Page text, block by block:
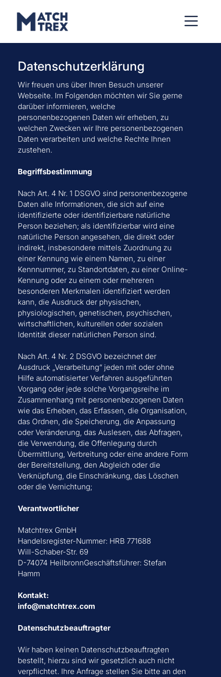
Datenschutzerklärung
Wir freuen uns über Ihren Besuch unserer
Webseite. Im Folgenden möchten wir Sie gerne
darüber informieren, welche
personenbezogenen Daten wir erheben, zu
welchen Zwecken wir Ihre personenbezogenen
Daten verarbeiten und welche Rechte Ihnen
zustehen.
Begriffsbestimmung
Nach Art. 4 Nr. 1 DSGVO sind personenbezogene
Daten alle Informationen, die sich auf eine
identifizierte oder identifizierbare natürliche
Person beziehen; als identifizierbar wird eine
natürliche Person angesehen, die direkt oder
indirekt, insbesondere mittels Zuordnung zu
einer Kennung wie einem Namen, zu einer
Kennnummer, zu Standortdaten, zu einer Online-
Kennung oder zu einem oder mehreren
besonderen Merkmalen identifiziert werden
kann, die Ausdruck der physischen,
physiologischen, genetischen, psychischen,
wirtschaftlichen, kulturellen oder sozialen
Identität dieser natürlichen Person sind.
Nach Art. 4 Nr. 2 DSGVO bezeichnet der
Ausdruck „Verarbeitung“ jeden mit oder ohne
Hilfe automatisierter Verfahren ausgeführten
Vorgang oder jede solche Vorgangsreihe im
Zusammenhang mit personenbezogenen Daten
wie das Erheben, das Erfassen, die Organisation,
das Ordnen, die Speicherung, die Anpassung
oder Veränderung, das Auslesen, das Abfragen,
die Verwendung, die Offenlegung durch
Übermittlung, Verbreitung oder eine andere Form
der Bereitstellung, den Abgleich oder die
Verknüpfung, die Einschränkung, das Löschen
oder die Vernichtung;
Verantwortlicher
Matchtrex GmbH
Handelsregister-Nummer: HRB 771688
Will-Schaber-Str. 69
D-74074 HeilbronnGeschäftsführer: Stefan
Hamm
Kontakt:
info@matchtrex.com
Datenschutzbeauftragter
Wir haben keinen Datenschutzbeauftragten
bestellt, hierzu sind wir gesetzlich auch nicht
verpflichtet. Ihre Anfrage stellen Sie bitte an den